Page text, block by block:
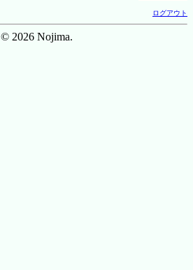
ログアウト
© 2026 Nojima.